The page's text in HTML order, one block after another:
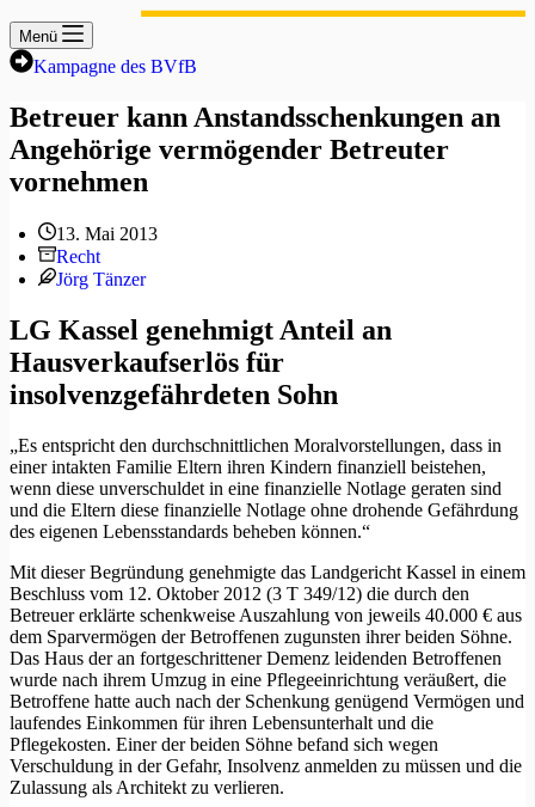
Menü
Kampagne des BVfB
Betreuer kann Anstandsschenkungen an
Angehörige vermögender Betreuter
vornehmen
13. Mai 2013
Recht
Jörg Tänzer
LG Kassel genehmigt Anteil an
Hausverkaufserlös für
insolvenzgefährdeten Sohn
„Es entspricht den durchschnittlichen Moralvorstellungen, dass in
einer intakten Familie Eltern ihren Kindern finanziell beistehen,
wenn diese unverschuldet in eine finanzielle Notlage geraten sind
und die Eltern diese finanzielle Notlage ohne drohende Gefährdung
des eigenen Lebensstandards beheben können.“
Mit dieser Begründung genehmigte das Landgericht Kassel in einem
Beschluss vom 12. Oktober 2012 (3 T 349/12) die durch den
Betreuer erklärte schenkweise Auszahlung von jeweils 40.000 € aus
dem Sparvermögen der Betroffenen zugunsten ihrer beiden Söhne.
Das Haus der an fortgeschrittener Demenz leidenden Betroffenen
wurde nach ihrem Umzug in eine Pflegeeinrichtung veräußert, die
Betroffene hatte auch nach der Schenkung genügend Vermögen und
laufendes Einkommen für ihren Lebensunterhalt und die
Pflegekosten. Einer der beiden Söhne befand sich wegen
Verschuldung in der Gefahr, Insolvenz anmelden zu müssen und die
Zulassung als Architekt zu verlieren.